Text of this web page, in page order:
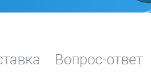
Вопрос-ответ